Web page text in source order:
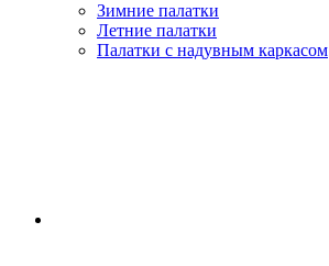
Зимние палатки
Летние палатки
Палатки с надувным каркасом